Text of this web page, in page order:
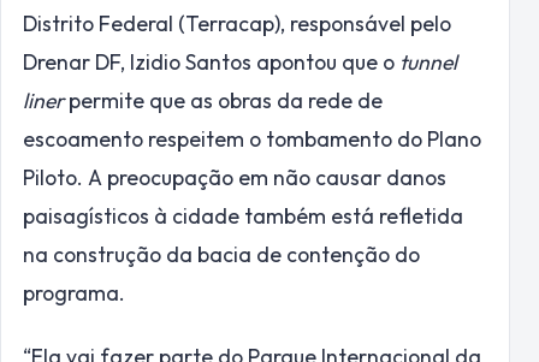
Distrito Federal (Terracap), responsável pelo
Drenar DF, Izidio Santos apontou que o tunnel
linerpermite que as obras da rede de
escoamento respeitem o tombamento do Plano
Piloto. A preocupação em não causar danos
paisagísticos à cidade também está refletida
na construção da bacia de contenção do
programa.
“Ela vai fazer parte do Parque Internacional da